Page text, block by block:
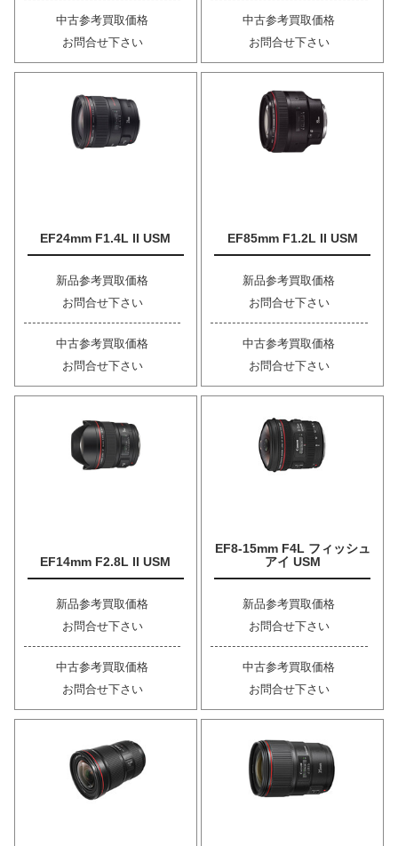
中古参考買取価格
お問合せ下さい
中古参考買取価格
お問合せ下さい
EF24mm F1.4L II USM
新品参考買取価格
お問合せ下さい
中古参考買取価格
お問合せ下さい
EF85mm F1.2L II USM
新品参考買取価格
お問合せ下さい
中古参考買取価格
お問合せ下さい
EF14mm F2.8L II USM
新品参考買取価格
お問合せ下さい
中古参考買取価格
お問合せ下さい
EF8-15mm F4L フィッシュ
アイ USM
新品参考買取価格
お問合せ下さい
中古参考買取価格
お問合せ下さい